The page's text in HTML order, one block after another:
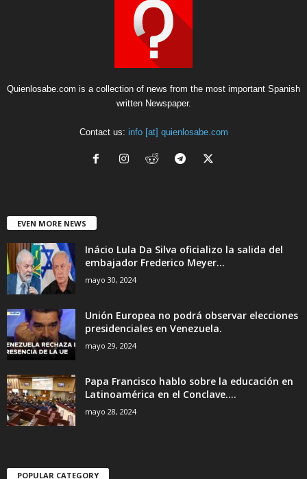
Quienlosabe.com is a collection of news from the most important Spanish
written Newspaper.
Contact us: info [at] quienlosabe.com
EVEN MORE NEWS
Inácio Lula Da Silva oficializo la salida del
embajador Frederico Meyer...
mayo 30, 2024
Unión Europea no podrá observar elecciones
presidenciales en Venezuela.
mayo 29, 2024
Papa Francisco hablo sobre la educación en
Latinoamérica en el Conclave....
mayo 28, 2024
POPULAR CATEGORY